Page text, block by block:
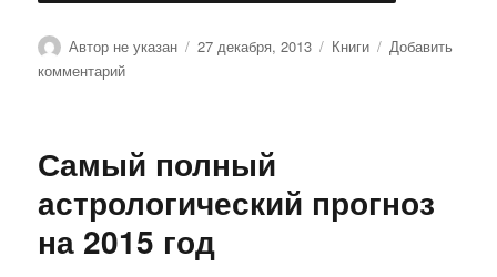
Автор
Автор не указан Опубликовано
27 декабря, 2013 Рубрики
Книги
Добавить
комментарийк
Самый полный
астрологический прогноз
на 2015 год